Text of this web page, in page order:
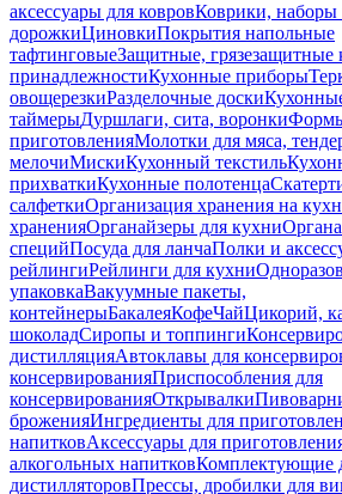
аксессуары для ковровКоврики, наборы
дорожкиЦиновкиПокрытия напольные
тафтинговыеЗащитные, грязезащитные
принадлежностиКухонные приборы
овощерезкиРазделочные доски
таймерыДуршлаги, сита, воронки
приготовленияМолотки для мяса,
мелочиМискиКухонный текстиль
прихваткиКухонные полотенца
салфеткиОрганизация хранения на
храненияОрганайзеры для кухни
специйПосуда для ланчаПолки и
рейлингиРейлинги для кухни
упаковкаВакуумные пакеты,
контейнерыБакалеяКофеЧайЦикорий,
шоколадСиропы и топпинги
дистилляцияАвтоклавы для
консервированияПриспособления для
консервированияОткрывалки
броженияИнгредиенты для
напитковАксессуары для
алкогольных напитковКомплектующие
дистилляторовПрессы, дробилки для